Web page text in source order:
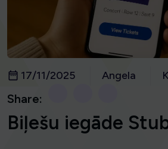
17/11/2025 Angela
Share:
Biļešu iegāde